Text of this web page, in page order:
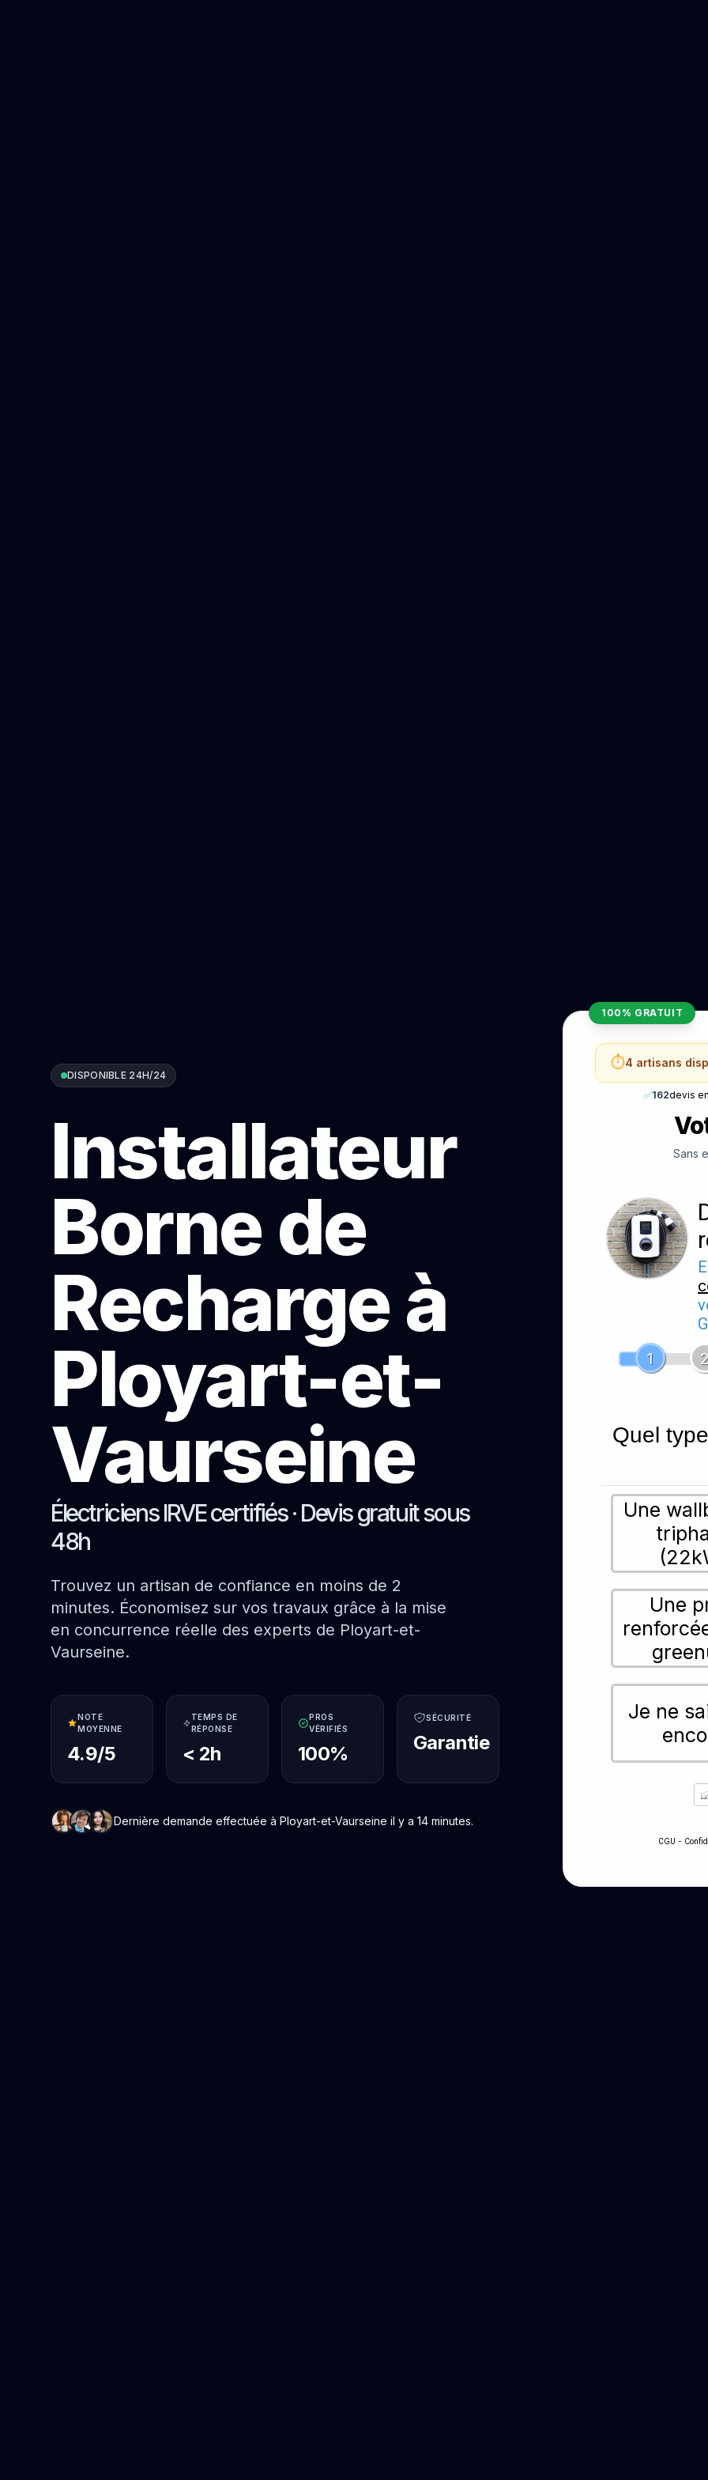
DISPONIBLE 24H/24
Installateur
Borne de
Recharge à
Ployart-et-
Vaurseine
Électriciens IRVE certifiés · Devis gratuit sous
48h
Trouvez un artisan de confiance en moins de 2
minutes. Économisez sur vos travaux grâce à la mise
en concurrence réelle des experts de Ployart-et-
Vaurseine.
NOTE
MOYENNE
4.9/5
TEMPS DE
RÉPONSE
< 2h
PROS
VÉRIFIÉS
100%
SÉCURITÉ
Garantie
Dernière demande effectuée à Ployart-et-Vaurseine il y a 14 minutes.
100% GRATUIT
⏱️4 artisans
✅162devis
Sans
1
2
Quel
Une
Une
Je ne
CGU -